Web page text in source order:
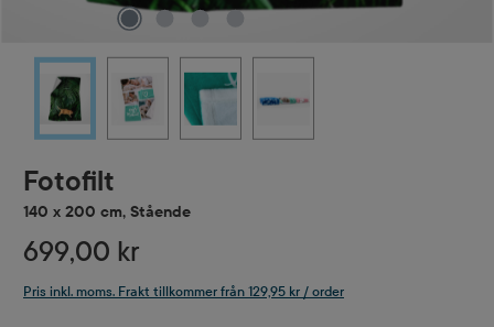
Fotofilt
140 x 200 cm, Stående
699,00 kr
Pris inkl. moms. Frakt tillkommer från 129,95 kr / order